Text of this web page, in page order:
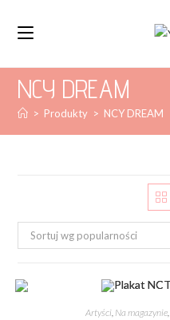
NCY DREAM
> Produkty > NCY DREAM
Sortuj wg popularności
Artyści, Na magazynie,